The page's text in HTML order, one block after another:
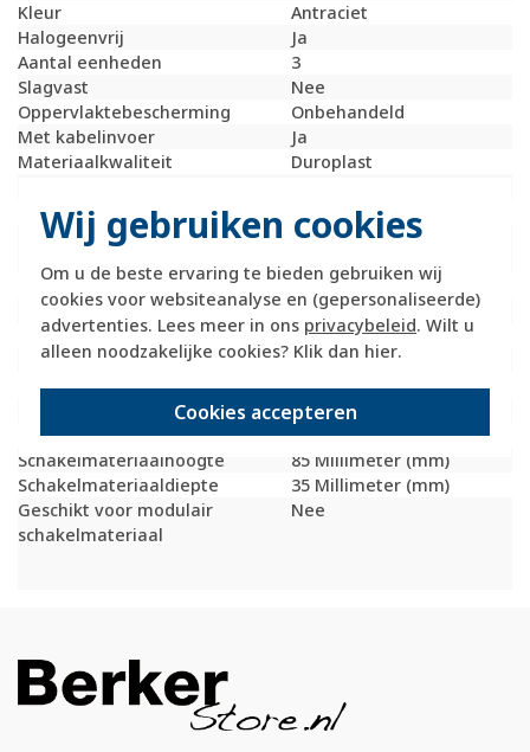
Wij gebruiken cookies
Om u de beste ervaring te bieden gebruiken wij
cookies voor websiteanalyse en (gepersonaliseerde)
advertenties. Lees meer in ons privacybeleid. Wilt u
alleen noodzakelijke cookies? Klik dan hier.
Cookies accepteren
Kleur
Antraciet
Halogeenvrij
Ja
Aantal eenheden
3
Slagvast
Nee
Oppervlaktebescherming
Onbehandeld
Met kabelinvoer
Ja
Materiaalkwaliteit
Duroplast
Met afdekraam
Montagerichting
Horizontaal en
verticaal
RAL-nummer (vergelijkbaar)
7021
Beschermingsgraad (IP)
IP20
Transparant
Nee
Uitvoering oppervlakte
Mat
Met wartelinvoering
Nee
Met kanaalinvoering
Ja
Schakelmateriaalbreedte
225 Millimeter (mm)
Schakelmateriaalhoogte
85 Millimeter (mm)
Schakelmateriaaldiepte
35 Millimeter (mm)
Geschikt voor modulair
schakelmateriaal
Nee